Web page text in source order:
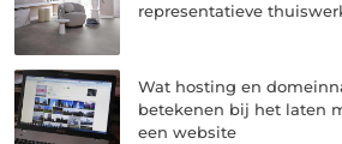
representatieve
Wat hosting en
betekenen bij het laten
een website